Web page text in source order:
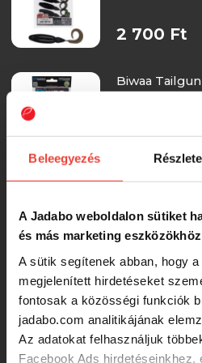
Beleegyezés
A Jadabo weboldalon sütiket
és más marketing
A sütik segítenek abban, hogy
megjelenített hirdetéseket
fontosak a közösségi funkciók
jadabo.com analitikájának
Az adatokat felhasználjuk
Facebook Ads hirdetéseinkhez,
2 700 Ft
Biwaa
2 700 Ft
Limetreuse
2 700 Ft
Biwaa
Pearl White